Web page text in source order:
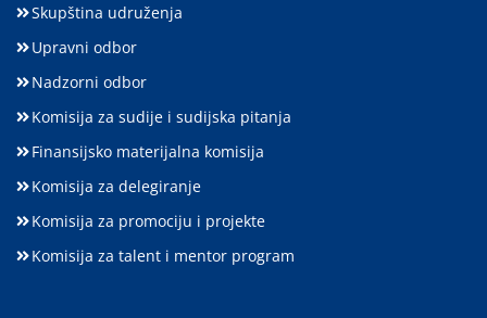
Skupština udruženja
Upravni odbor
Nadzorni odbor
Komisija za sudije i sudijska pitanja
Finansijsko materijalna komisija
Komisija za delegiranje
Komisija za promociju i projekte
Komisija za talent i mentor program